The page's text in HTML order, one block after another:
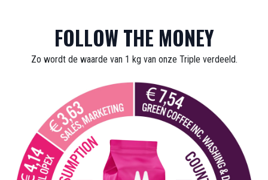
FOLLOW THE MONEY
Zo wordt de waarde van 1 kg van onze Triple verdeeld.